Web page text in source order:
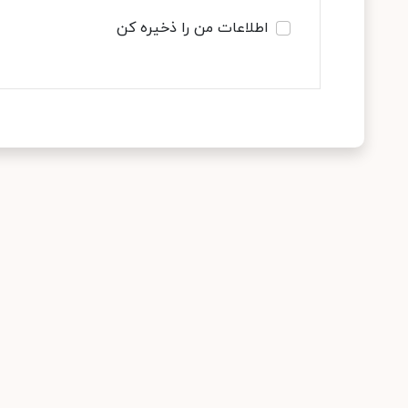
اطلاعات من را ذخیره کن